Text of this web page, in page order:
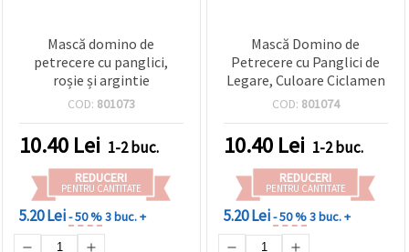
Mască domino de
petrecere cu panglici,
roșie și argintie
COD: 801073
10.40 Lei 1-2 buc.
REDUCERI
PENTRU CANTITATE
5.20 Lei- 50 %3 buc. +
Mască Domino de
Petrecere cu Panglici de
Legare, Culoare Ciclamen
COD: 801074
10.40 Lei 1-2 buc.
REDUCERI
PENTRU CANTITATE
5.20 Lei- 50 %3 buc. +